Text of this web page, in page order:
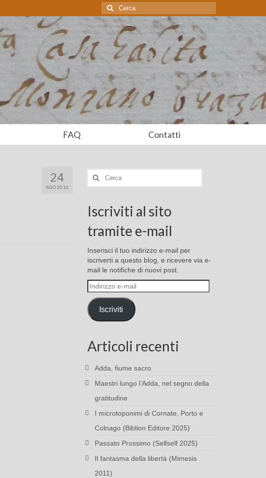
Cerca:
FAQ Contatti
24
AGO 2016
Cerca:
Iscriviti al sito
tramite e-mail
Inserisci il tuo indirizzo e-mail per
iscriverti a questo blog, e ricevere via e-
mail le notifiche di nuovi post.
Indirizzo
e-
mail
Iscriviti
Articoli recenti
Adda, fiume sacro
Maestri lungo l’Adda, nel segno della
gratitudine
I microtoponimi di Cornate, Porto e
Colnago (Biblion Editore 2025)
Passato Prossimo (Selfself 2025)
Il fantasma della libertà (Mimesis
2011)